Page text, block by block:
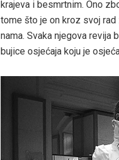
krajeva i besmrtnim. Ono
tome što je on kroz svoj
nama. Svaka njegova revija
bujice osjećaja koju je